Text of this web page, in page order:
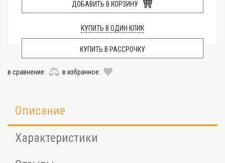
ДОБАВИТЬ В КОРЗИНУ
КУПИТЬ В ОДИН КЛИК
КУПИТЬ В РАССРОЧКУ
в сравнение: в избранное:
Описание
Характеристики